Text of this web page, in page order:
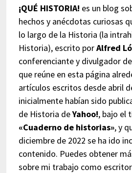
¡QUÉ HISTORIA! es un blog
hechos y anécdotas curiosas
lo largo de la Historia (la
Historia), escrito porAlfred
conferenciante y divulgador
que reúne en esta página
artículos escritos desde abril
inicialmente habían sido
de Historia deYahoo!, bajo el
«Cuaderno de historias», y
diciembre de 2022 se ha ido
contenido. Puedes obtener
sobre mi trabajo como